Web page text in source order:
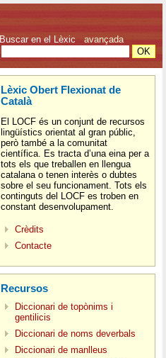
Buscar en el Lèxic avançada
Lèxic Obert Flexionat de
Català
El LOCF és un conjunt de recursos
lingüístics orientat al gran públic,
però també a la comunitat
científica. Es tracta d’una eina per a
tots els que treballen en llengua
catalana o tenen interès o dubtes
sobre el seu funcionament. Tots els
continguts del LOCF es troben en
constant desenvolupament.
Crèdits
Contacte
Recursos
Diccionari de topònims i
gentilicis
Diccionari de noms deverbals
Diccionari de manlleus